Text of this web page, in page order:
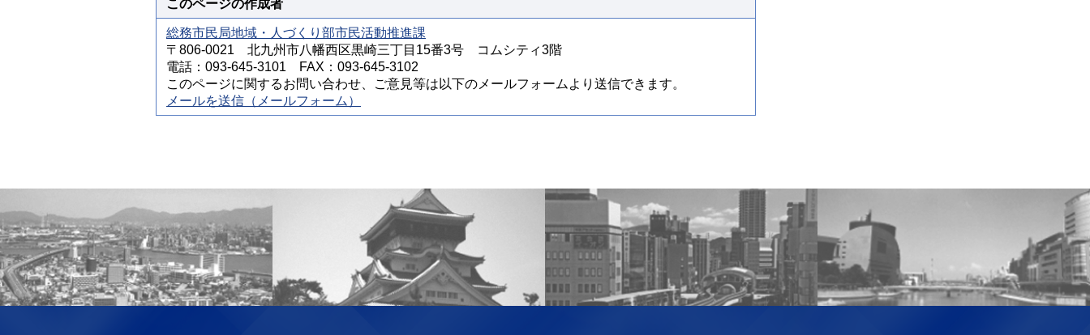
このページの作成者
総務市民局地域・人づくり部市民活動推進課
〒806-0021 北九州市八幡西区黒崎三丁目15番3号 コムシティ3階
電話：093-645-3101 FAX：093-645-3102
このページに関するお問い合わせ、ご意見等は以下のメールフォームより送信できます。
メールを送信（メールフォーム）